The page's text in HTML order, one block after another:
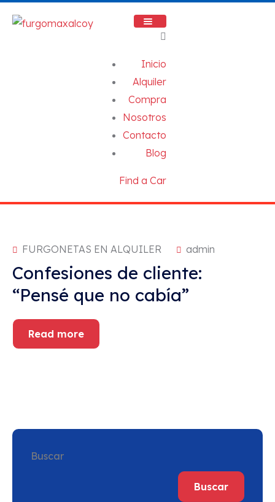
Inicio
Alquiler
Compra
Nosotros
Contacto
Blog
Find a Car
FURGONETAS EN ALQUILER admin
Confesiones de cliente:
“Pensé que no cabía”
Read more
Buscar
Buscar